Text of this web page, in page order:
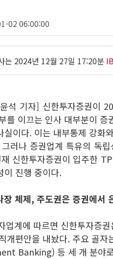
02 06:00:00
는 2024년 12월 27일 17:20분
석 기자] 신한투자증권이
를 이끄는 인사 대부분이
실이다. 이는 내부통제 강화
러나 증권업계 특유의 독
신한투자증권이 입주한
이 진행 중이다.
장 체제, 주도권은 증권에서
업계에 따르면 신한투자증
개편안을 내놨다. 주요
Banking) 등 세 개 분야